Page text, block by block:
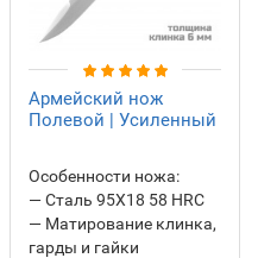
Армейский нож
Полевой | Усиленный
Особенности ножа:
— Сталь 95Х18 58 HRC
— Матирование клинка,
гарды и гайки